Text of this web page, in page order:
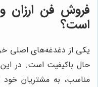
فروش فن ارزان و
است؟
یکی از دغدغه‌های اصلی
حال باکیفیت است. در این
مناسب، به مشتریان